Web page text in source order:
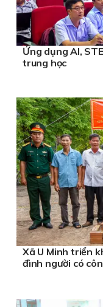
Ứng dụng AI,
trung học
Xã U Minh triển
đình người có